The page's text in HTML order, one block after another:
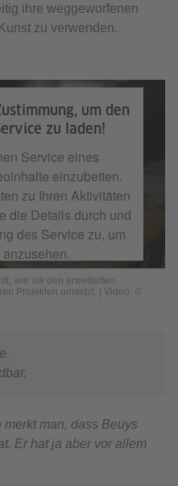
ihre weggeworfenen
zu verwenden.
um den
zu laden!
Service eines
einzubetten.
zu Ihren Aktivitäten
die Details durch und
des Service zu, um
sie den erweiterten Kunstbegriff
| Video: © Goethe-Institut e.V.
wie sie den erweiterten
Projekten umsetzt. | Video: ©
man, dass Beuys
Er hat ja aber vor allem